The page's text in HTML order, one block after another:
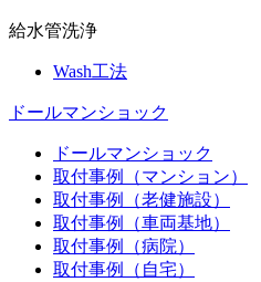
給水管洗浄
Wash工法
ドールマンショック
ドールマンショック
取付事例（マンション）
取付事例（老健施設）
取付事例（車両基地）
取付事例（病院）
取付事例（自宅）